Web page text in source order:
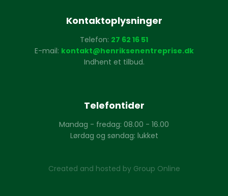
Kontaktoplysninger
Telefon: 27 62 16 51
E-mail: kontakt@henriksenentreprise.dk
Indhent et tilbud.
Telefontider
Mandag - fredag: 08.00 - 16.00
Lørdag og søndag: lukket
Created and hosted by Group Online